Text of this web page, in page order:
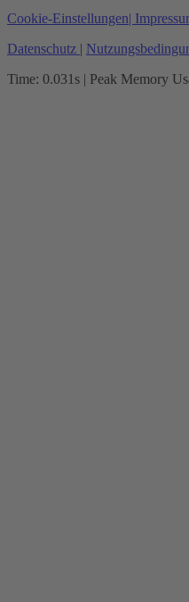
Cookie-Einstellungen|
Datenschutz |
Time: 0.031s | Peak Memory